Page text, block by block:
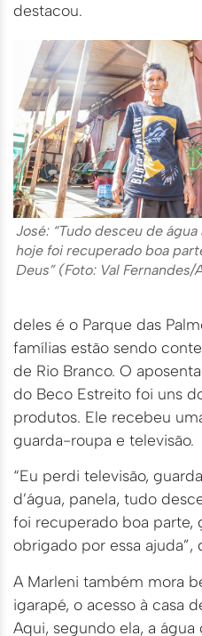
destacou.
José: “Tudo desceu de água
hoje foi recuperado boa
Deus” (Foto: Val Fernandes/
deles é o Parque das
famílias estão sendo
de Rio Branco. O
do Beco Estreito foi uns
produtos. Ele recebeu
guarda-roupa e televisão.
“Eu perdi televisão,
d’água, panela, tudo
foi recuperado boa parte,
obrigado por essa ajuda”,
A Marleni também mora
igarapé, o acesso à casa
Aqui, segundo ela, a